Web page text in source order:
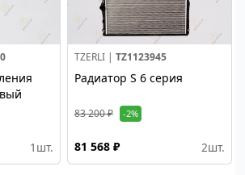
1 шт.
TZERLI | TZ1123945
Радиатор S 6 серия
83 200 ₽ -2%
81 568 ₽ 2шт.